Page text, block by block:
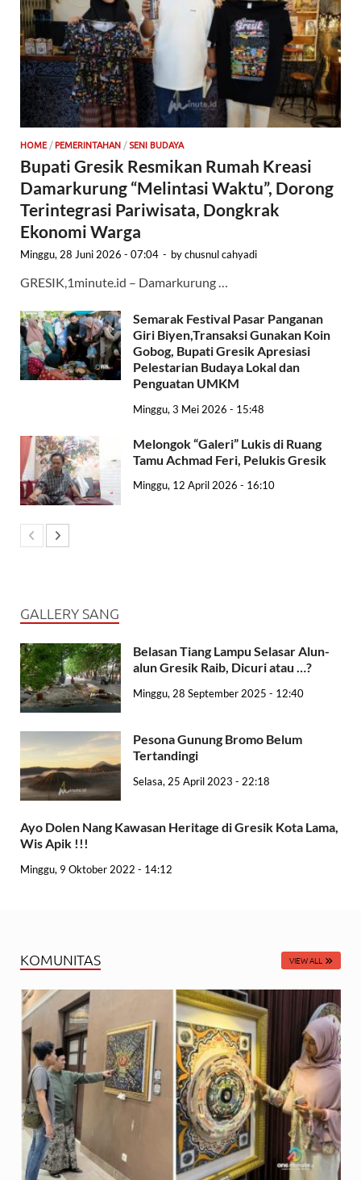
HOME / PEMERINTAHAN / SENI BUDAYA
Bupati Gresik Resmikan Rumah Kreasi
Damarkurung “Melintasi Waktu”, Dorong
Terintegrasi Pariwisata, Dongkrak
Ekonomi Warga
Minggu, 28 Juni 2026 - 07:04 - bychusnul cahyadi
GRESIK,1minute.id – Damarkurung …
Semarak Festival Pasar Panganan
Giri Biyen,Transaksi Gunakan Koin
Gobog, Bupati Gresik Apresiasi
Pelestarian Budaya Lokal dan
Penguatan UMKM
Minggu, 3 Mei 2026 - 15:48
Melongok “Galeri” Lukis di Ruang
Tamu Achmad Feri, Pelukis Gresik
Minggu, 12 April 2026 - 16:10
GALLERY SANG
Belasan Tiang Lampu Selasar Alun-
alun Gresik Raib, Dicuri atau …?
Minggu, 28 September 2025 - 12:40
Pesona Gunung Bromo Belum
Tertandingi
Selasa, 25 April 2023 - 22:18
Ayo Dolen Nang Kawasan Heritage di Gresik Kota Lama,
Wis Apik !!!
Minggu, 9 Oktober 2022 - 14:12
KOMUNITAS VIEW ALL